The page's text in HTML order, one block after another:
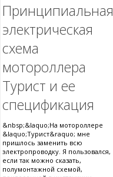
Принципиальная
электрическая
схема
мотороллера
Турист и ее
спецификация
&nbsp;&laquo;На мотороллере
&laquo;Турист&raquo; мне
пришлось заменить всю
электропроводку. Я пользовался,
если так можно сказать,
полумонтажной схемой,